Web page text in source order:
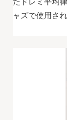
たドレミ平均
ャズで使用さ